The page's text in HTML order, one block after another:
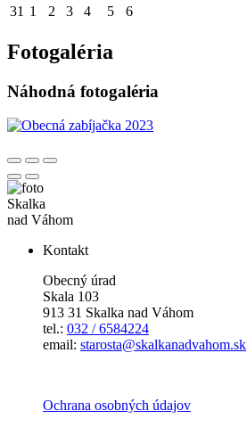
31 1 2 3 4 5 6
Fotogaléria
Náhodná fotogaléria
Skalka
nad Váhom
Kontakt
Obecný úrad
Skala 103
913 31 Skalka nad Váhom
tel.: 032 / 6584224
email: starosta@skalkanadvahom.sk
Ochrana osobných údajov